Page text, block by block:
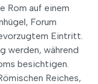
Rom auf einem
Forum
Eintritt.
werden, während
besichtigen.
Reiches,